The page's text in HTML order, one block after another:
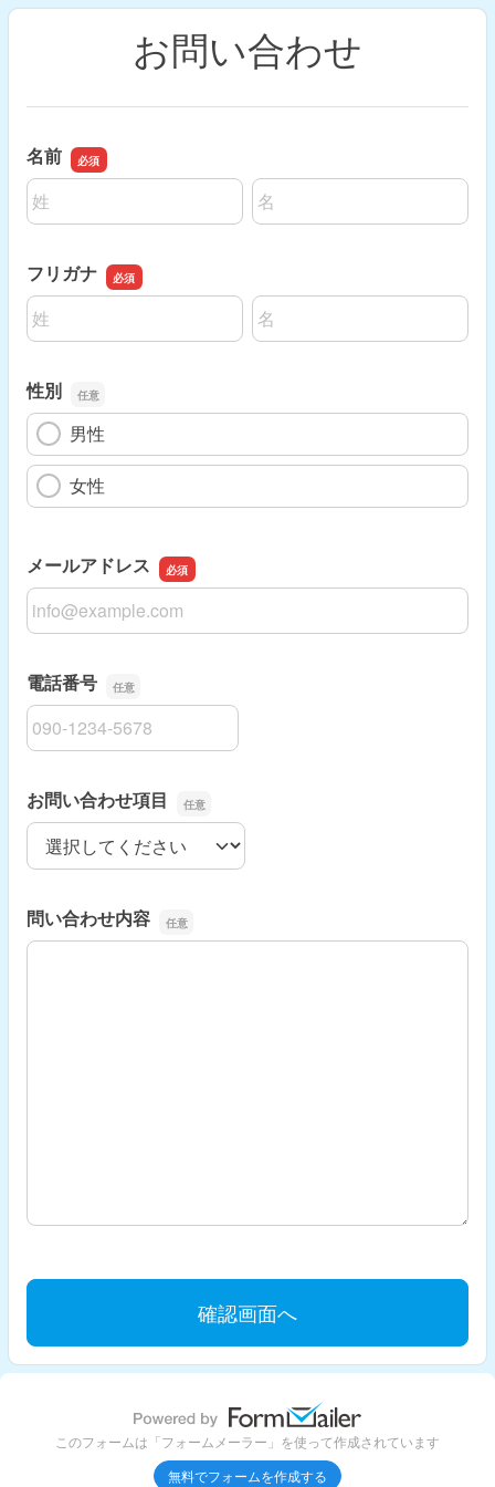
お問い合わせ
名前
名前の姓
名前の名
フリガナ
名前の姓
名前の名
性別
男性
女性
メールアドレス
メールアドレス
電話番号
電話番号
お問い合わせ項目
お問い合わせ項目
問い合わせ内容
問い合わせ内容
このフォームは「フォームメーラー」を使って作成されています
無料でフォームを作成する